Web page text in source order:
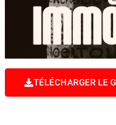
TÉLÉCHARGER LE